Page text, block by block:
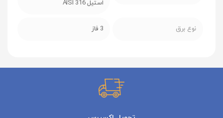
استیل AISI 316
نوع برق 3 فاز